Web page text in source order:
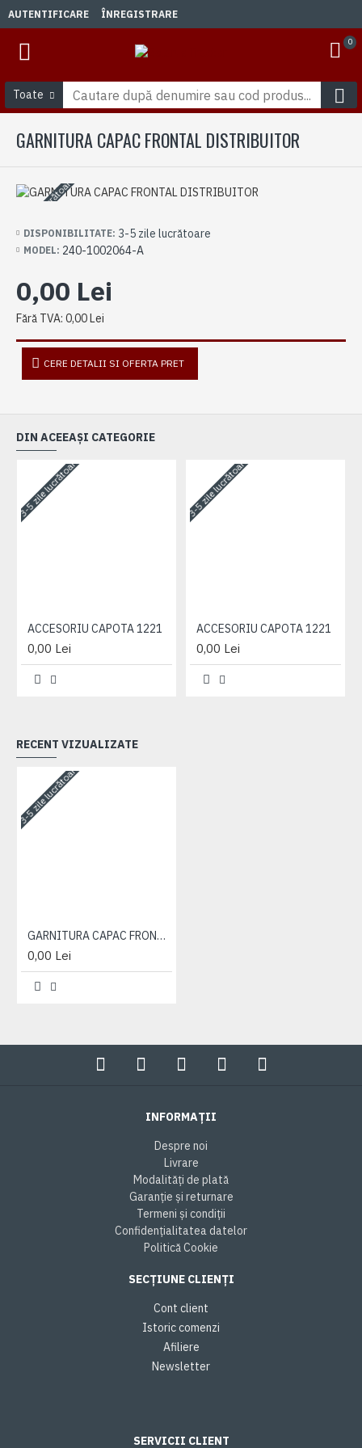
AUTENTIFICARE ÎNREGISTRARE
0
Toate
GARNITURA CAPAC FRONTAL DISTRIBUITOR
3-5 zile lucrătoare
DISPONIBILITATE: 3-5 zile lucrătoare
MODEL: 240-1002064-A
0,00 Lei
Fără TVA: 0,00 Lei
CERE DETALII SI OFERTA PRET
DIN ACEEAȘI CATEGORIE
3-5 zile lucrătoare
ACCESORIU CAPOTA 1221
0,00 Lei
3-5 zile lucrătoare
ACCESORIU CAPOTA 1221
0,00 Lei
RECENT VIZUALIZATE
3-5 zile lucrătoare
GARNITURA CAPAC FRONTAL DISTRIBUITOR
0,00 Lei
INFORMAȚII
Despre noi
Livrare
Modalități de plată
Garanție și returnare
Termeni și condiții
Confidențialitatea datelor
Politică Cookie
SECȚIUNE CLIENȚI
Cont client
Istoric comenzi
Afiliere
Newsletter
SERVICII CLIENT